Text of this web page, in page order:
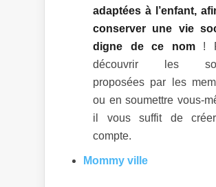
adaptées à l’enfant,
conserver une vie
digne de ce nom!
découvrir les
proposées par les
ou en soumettre vous-
il vous suffit de
compte.
Mommy ville